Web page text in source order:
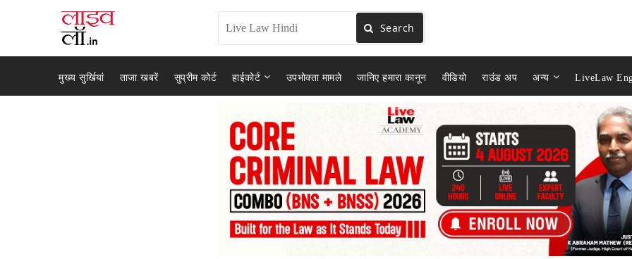
Search
मुख्य सुर्खियां ताजा खबरें सुप्रीम कोर्ट हाईकोर्ट उपभोक्ता मामले जानिए हमारा कानून वीडियो राउंड अप अन्य LiveLaw